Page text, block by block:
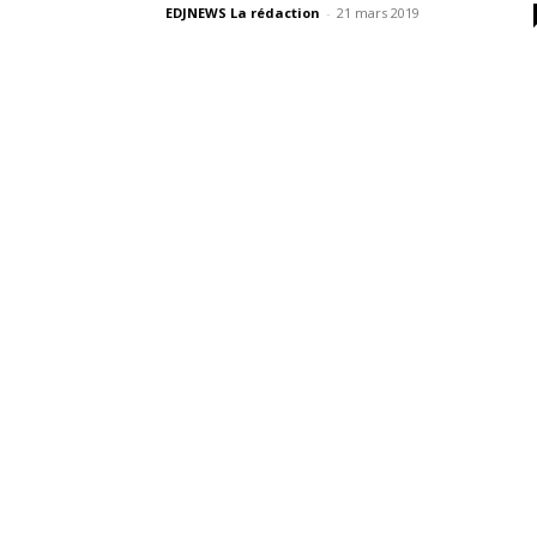
EDJNEWS La rédaction - 21 mars 2019